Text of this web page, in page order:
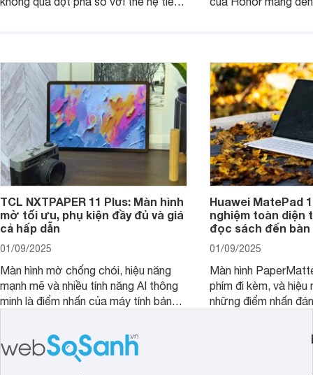
đến trải nghiệm người dùng liền mạch
và mượt mà hơn.
để lại một điểm trừ
TCL NXTPAPER 11 Plus: Màn hình
mờ tối ưu, phụ kiện đầy đủ và giá
cả hấp dẫn
01/09/2025
Màn hình mờ chống chói, hiệu năng
mạnh mẽ và nhiều tính năng AI thông
minh là điểm nhấn của máy tính bảng
đáng chú ý trong phân khúc tầm
trung.
Huawei MatePad
nghiệm toàn diện
đọc sách đến
01/09/2025
Màn hình
phím đi kèm, và hiệu
những điểm nhấn
máy tính bảng
đọc sách và làm